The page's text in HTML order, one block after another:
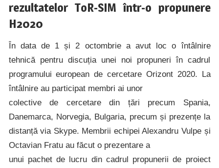
rezultatelor ToR-SIM într-o propunere
H2020
În data de 1 și 2 octombrie a avut loc o întâlnire
tehnică pentru discuția unei noi propuneri în cadrul
programului european de cercetare Orizont 2020. La
întâlnire au participat membri ai unor
colective de cercetare din țări precum Spania,
Danemarca, Norvegia, Bulgaria, precum și prezențe la
distanță via Skype. Membrii echipei Alexandru Vulpe și
Octavian Fratu au făcut o prezentare a
unui pachet de lucru din cadrul propunerii de proiect